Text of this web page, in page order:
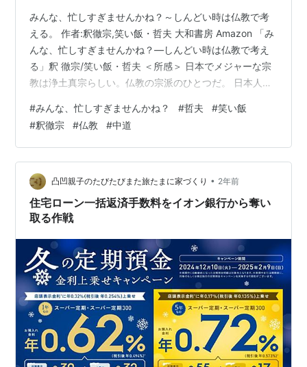
みんな、忙しすぎませんかね？～しんどい時は仏教で考
える。 作者:釈徹宗,笑い飯・哲夫 大和書房 Amazon 「み
んな、忙しすぎませんかね？―しんどい時は仏教で考え
る」釈 徹宗/笑い飯・哲夫 ＜所感＞ 日本でメジャーな宗
教は浄土真宗らしい。仏教の宗派のひとつだ。 日本人は
っと生活に組み込まれて過ぎているからだろう。 神道が
まさにそれ。 神道は宗教の定義（例：経典がある）には
当てはまらないが日常生活にあまりに根づいている。 そ
れは宗教というよりも慣習とも言える。 そんな風土があ
る日本で仏教が根付いたのは納得がいく。 仏教の特徴の
一つは幅があること…
#みんな、忙しすぎませんかね？ #哲夫 #笑い飯
#釈徹宗 #仏教 #中道
凸凹親子のたびたびまた旅たまに家づくり • 2年前
住宅ローン一括返済手数料をイオン銀行から奪い
取る作戦